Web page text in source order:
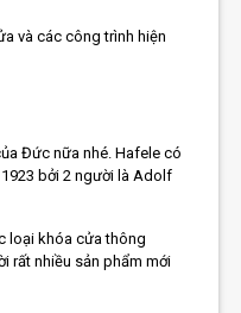
và các công trình hiện
Đức nữa nhé. Hafele có
bởi 2 người là Adolf
loại khóa cửa thông
rất nhiều sản phẩm mới